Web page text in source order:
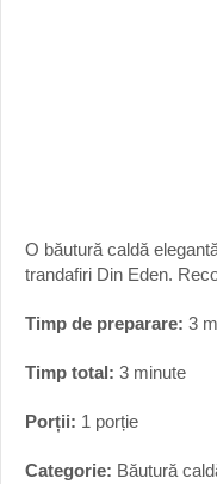
O băutură caldă
trandafiri Din Eden.
Timp de preparare: 3
Timp total: 3 minute
Porții: 1 porție
Categorie: Băutură